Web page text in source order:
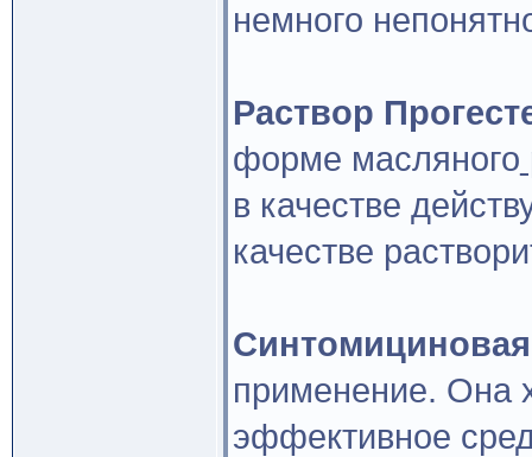
немного
Раствор
форме масляного
в качестве
качестве
применение. Она
эффективное